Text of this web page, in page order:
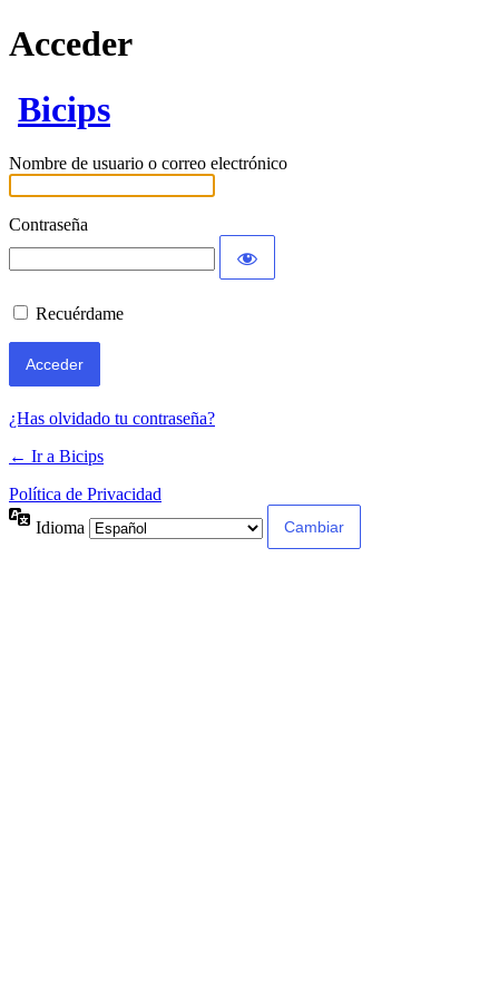
Acceder
Bicips
Nombre de usuario o correo electrónico
Contraseña
Recuérdame
¿Has olvidado tu contraseña?
← Ir a Bicips
Política de Privacidad
Idioma